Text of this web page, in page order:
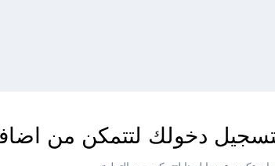
دخولك لتتمكن من